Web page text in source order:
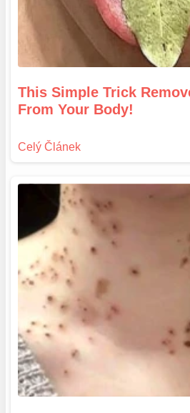
This Simple Trick
From Your Body!